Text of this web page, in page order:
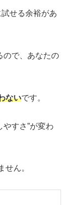
せる余裕があ
ので、あなたの
ないです。
すさ”が変わ
せん。